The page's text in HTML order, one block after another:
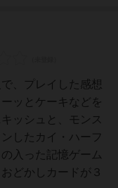
、プレイした感想
ッとケーキなどを
ッシュと、モンス
したカイ・ハーフ
入った記憶ゲーム
どかしカードが３